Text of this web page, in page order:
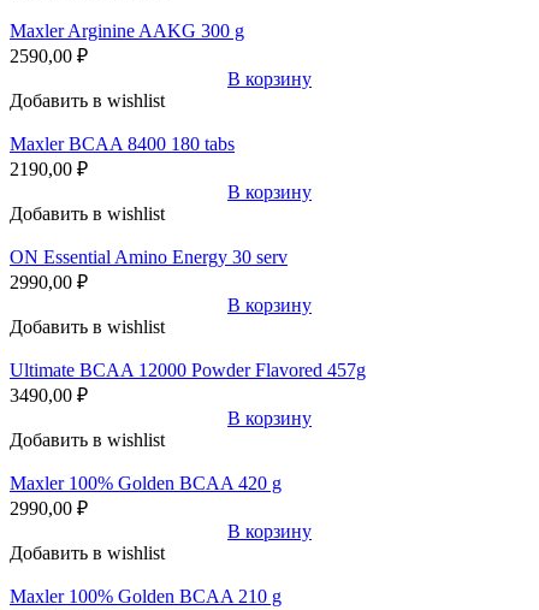
Maxler Arginine AAKG 300 g
2590,00 ₽
В корзину
Добавить в wishlist
Maxler BCAA 8400 180 tabs
2190,00 ₽
В корзину
Добавить в wishlist
ON Essential Amino Energy 30 serv
2990,00 ₽
В корзину
Добавить в wishlist
Ultimate BCAA 12000 Powder Flavored 457g
3490,00 ₽
В корзину
Добавить в wishlist
Maxler 100% Golden BCAA 420 g
2990,00 ₽
В корзину
Добавить в wishlist
Maxler 100% Golden BCAA 210 g